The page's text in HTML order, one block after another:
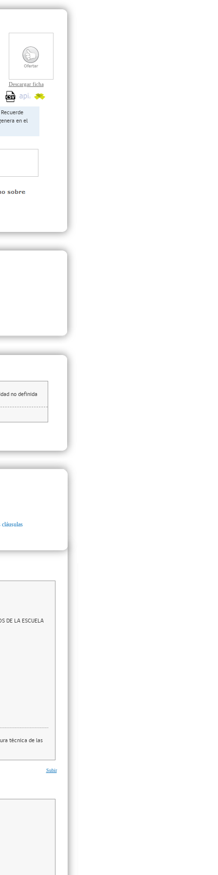
Recuerde
en el
Descargar ficha
no definida
DE LA ESCUELA
técnica de las
Subir